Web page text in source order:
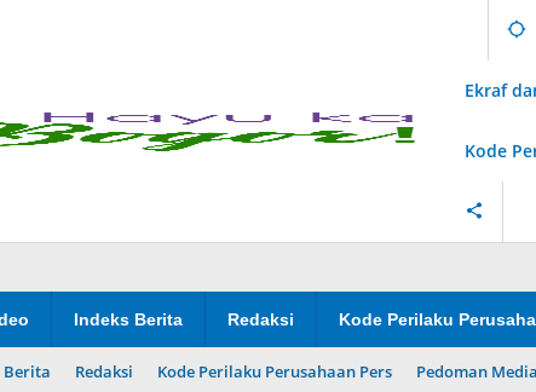
Ekraf
Kode
Indeks Berita Redaksi Kode Perilaku
Berita Redaksi Kode Perilaku Perusahaan Pers Pedoman